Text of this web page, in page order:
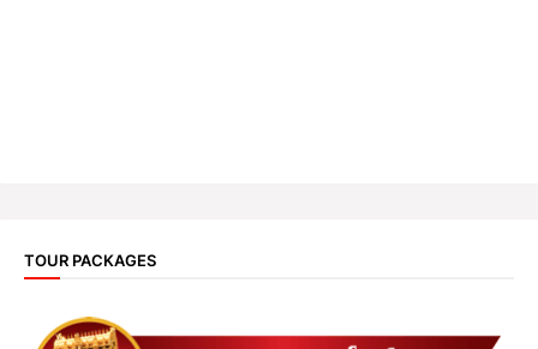
TOUR PACKAGES